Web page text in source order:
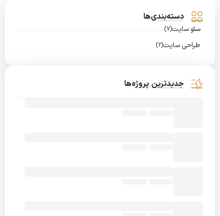
دسته‌بندی‌ها
سئو سایت(7)
طراحی سایت(2)
جدیدترین پروژه‌ها